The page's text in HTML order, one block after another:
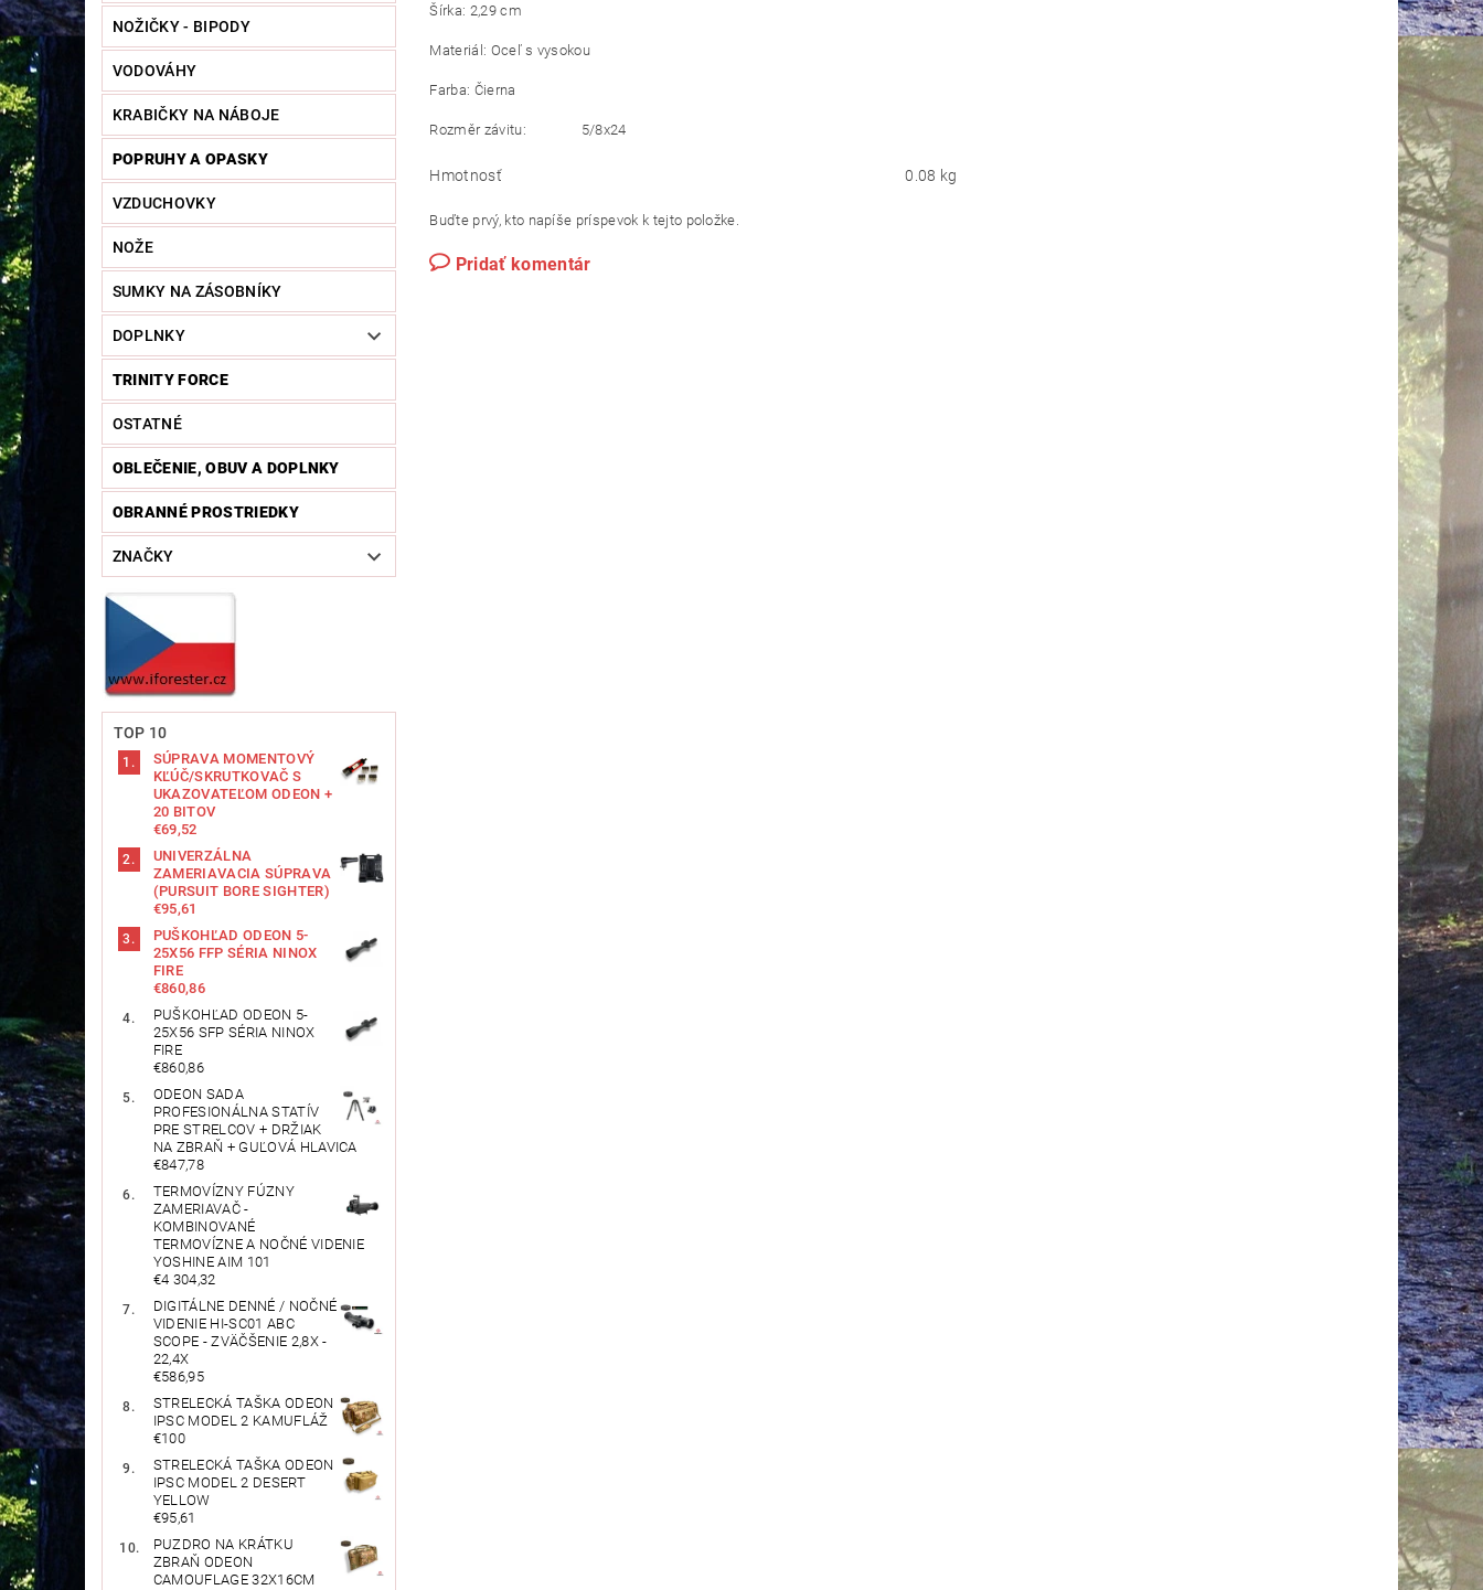
NOŽIČKY - BIPODY
VODOVÁHY
KRABIČKY NA NÁBOJE
POPRUHY A OPASKY
VZDUCHOVKY
NOŽE
SUMKY NA ZÁSOBNÍKY
DOPLNKY
TRINITY FORCE
OSTATNÉ
OBLEČENIE, OBUV A DOPLNKY
OBRANNÉ PROSTRIEDKY
ZNAČKY
TOP 10
SÚPRAVA MOMENTOVÝ
KĽÚČ/SKRUTKOVAČ S
UKAZOVATEĽOM ODEON +
20 BITOV
€69,52
UNIVERZÁLNA
ZAMERIAVACIA SÚPRAVA
(PURSUIT BORE SIGHTER)
€95,61
PUŠKOHĽAD ODEON 5-
25X56 FFP SÉRIA NINOX
FIRE
€860,86
PUŠKOHĽAD ODEON 5-
25X56 SFP SÉRIA NINOX
FIRE
€860,86
ODEON SADA
PROFESIONÁLNA STATÍV
PRE STRELCOV + DRŽIAK
NA ZBRAŇ + GUĽOVÁ HLAVICA
€847,78
TERMOVÍZNY FÚZNY
ZAMERIAVAČ -
KOMBINOVANÉ
TERMOVÍZNE A NOČNÉ VIDENIE
YOSHINE AIM 101
€4 304,32
DIGITÁLNE DENNÉ / NOČNÉ
VIDENIE HI-SC01 ABC
SCOPE - ZVÄČŠENIE 2,8X -
22,4X
€586,95
STRELECKÁ TAŠKA ODEON
IPSC MODEL 2 KAMUFLÁŽ
€100
STRELECKÁ TAŠKA ODEON
IPSC MODEL 2 DESERT
YELLOW
€95,61
PUZDRO NA KRÁTKU
ZBRAŇ ODEON
CAMOUFLAGE 32X16CM
Šírka: 2,29 cm
Materiál: Oceľ s vysokou
Farba: Čierna
Rozměr závitu: 5/8x24
Hmotnosť 0.08 kg
Buďte prvý, kto napíše príspevok k tejto položke.
Pridať komentár